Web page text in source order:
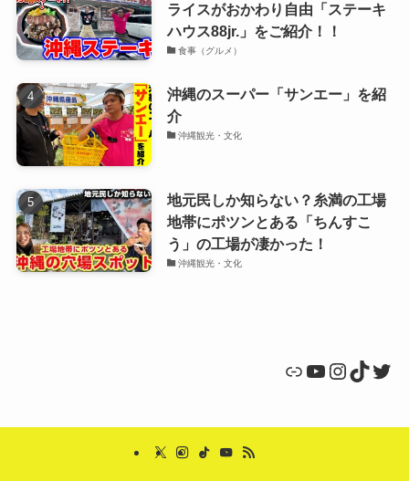
ライスがおかわり自由「ステーキ
ハウス88jr.」をご紹介！！
食事（グルメ）
沖縄のスーパー「サンエー」を紹
介
沖縄観光・文化
地元民しか知らない？糸満の工場
地帯にポツンとある「ちんすこ
う」の工場が凄かった！
沖縄観光・文化
リンクYouTube